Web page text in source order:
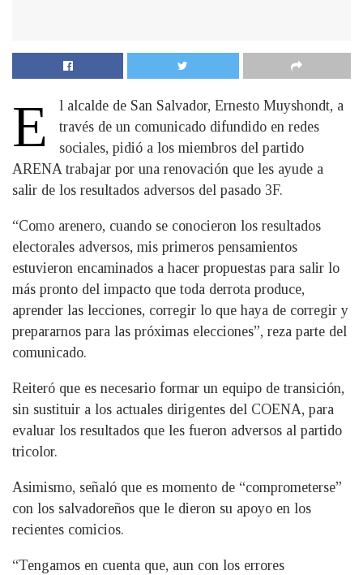
E
l alcalde de San Salvador, Ernesto Muyshondt, a
través de un comunicado difundido en redes
sociales, pidió a los miembros del partido
ARENA trabajar por una renovación que les ayude a
salir de los resultados adversos del pasado 3F.
“Como arenero, cuando se conocieron los resultados
electorales adversos, mis primeros pensamientos
estuvieron encaminados a hacer propuestas para salir lo
más pronto del impacto que toda derrota produce,
aprender las lecciones, corregir lo que haya de corregir y
prepararnos para las próximas elecciones”, reza parte del
comunicado.
Reiteró que es necesario formar un equipo de transición,
sin sustituir a los actuales dirigentes del COENA, para
evaluar los resultados que les fueron adversos al partido
tricolor.
Asimismo, señaló que es momento de “comprometerse”
con los salvadoreños que le dieron su apoyo en los
recientes comicios.
“Tengamos en cuenta que, aun con los errores